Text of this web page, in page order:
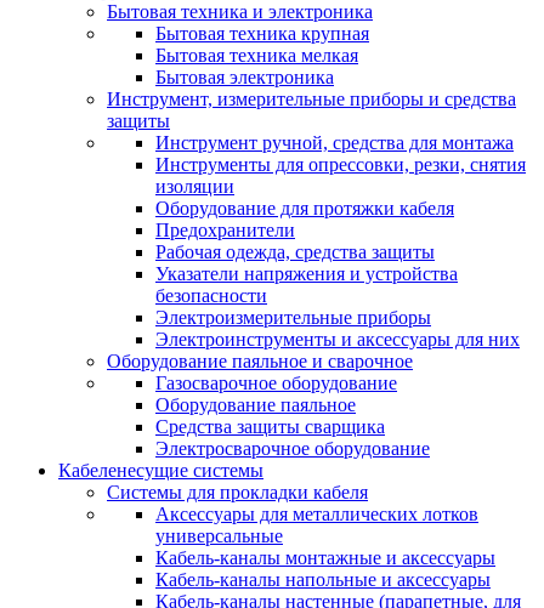
Бытовая техника и электроника
Бытовая техника крупная
Бытовая техника мелкая
Бытовая электроника
Инструмент, измерительные приборы и средства
защиты
Инструмент ручной, средства для монтажа
Инструменты для опрессовки, резки, снятия
изоляции
Оборудование для протяжки кабеля
Предохранители
Рабочая одежда, средства защиты
Указатели напряжения и устройства
безопасности
Электроизмерительные приборы
Электроинструменты и аксессуары для них
Оборудование паяльное и сварочное
Газосварочное оборудование
Оборудование паяльное
Средства защиты сварщика
Электросварочное оборудование
Кабеленесущие системы
Системы для прокладки кабеля
Аксессуары для металлических лотков
универсальные
Кабель-каналы монтажные и аксессуары
Кабель-каналы напольные и аксессуары
Кабель-каналы настенные (парапетные, для